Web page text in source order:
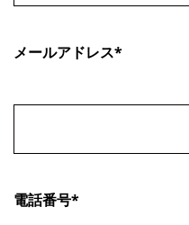
メールアドレス*
電話番号*